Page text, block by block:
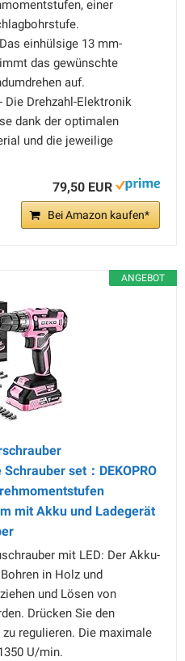
einer
einhülsige 13 mm-
das gewünschte
auf.
Die Drehzahl-Elektronik
dank der optimalen
und die jeweilige
79,50 EUR
Bei Amazon kaufen*
ANGEBOT
set：DEKOPRO
mit Akku und Ladegerät
mit LED: Der Akku-
in Holz und
und Lösen von
Drücken Sie den
regulieren. Die maximale
U/min.